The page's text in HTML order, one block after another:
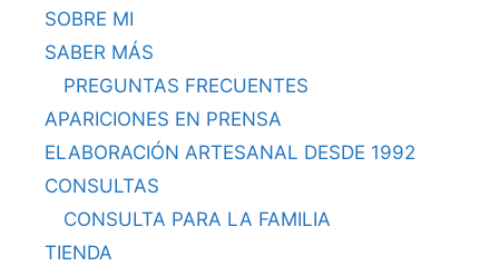
SOBRE MI
SABER MÁS
PREGUNTAS FRECUENTES
APARICIONES EN PRENSA
ELABORACIÓN ARTESANAL DESDE 1992
CONSULTAS
CONSULTA PARA LA FAMILIA
TIENDA